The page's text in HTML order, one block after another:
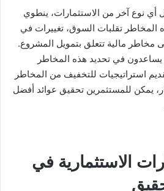
أي نوع آخر من الاستثمارات، ينطوي
تقلبات السوق، تغييرات في
مخاطر مالية تتعلق بتمويل المشروع.
يساعدون في تحديد هذه المخاطر
استراتيجيات للتخفيف من المخاطر
يمكن للمستثمرين تحقيق عوائد أفضل
الاستثمارية في